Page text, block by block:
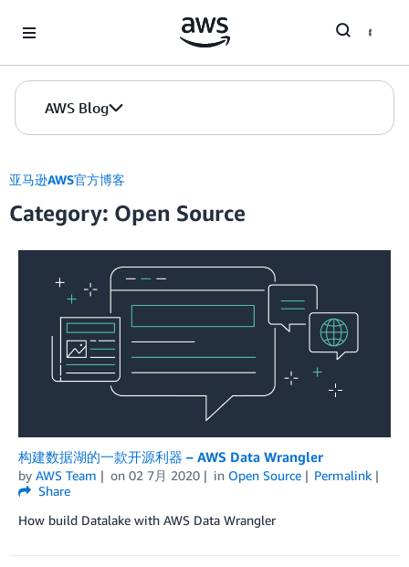
AWS Blog
亚马逊AWS官方博客
Category: Open Source
构建数据湖的一款开源利器 – AWS Data Wrangler
by AWS Team on 02 7月 2020 in Open Source
Permalink
Share
How build Datalake with AWS Data Wrangler